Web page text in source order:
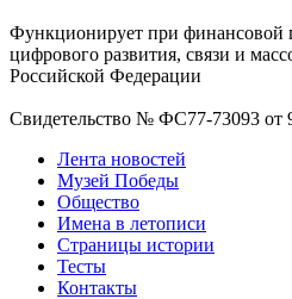
Функционирует при финансовой
цифрового развития, связи и
Российской Федерации
Свидетельство № ФС77-73093 от
Лента новостей
Музей Победы
Общество
Имена в летописи
Страницы истории
Тесты
Контакты